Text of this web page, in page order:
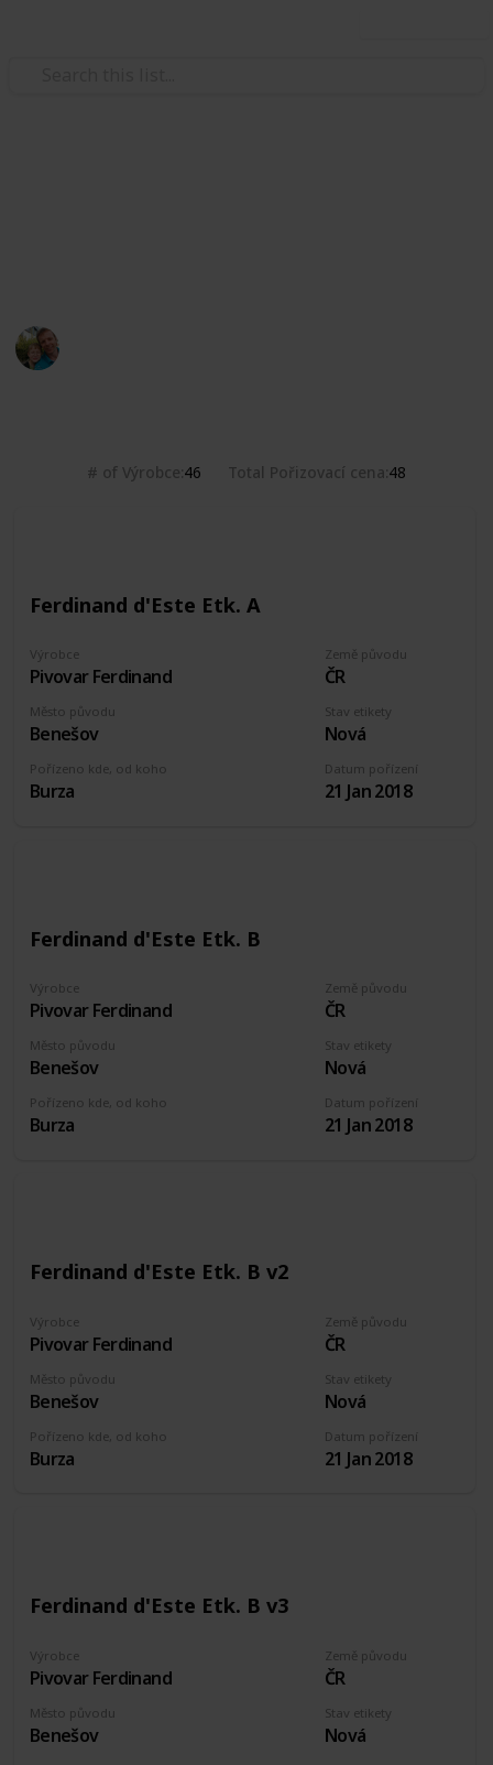
# of Výrobce 46 Total Pořizovací cena 48
Ferdinand d'Este Etk. A
Výrobce
Pivovar Ferdinand
Země původu
ČR
Pořízeno kde, od koho
Burza
Stav etikety
Nová
Datum pořízení
21 Jan 2018
Město původu
Benešov
Ferdinand d'Este Etk. B
Výrobce
Pivovar Ferdinand
Země původu
ČR
Pořízeno kde, od koho
Burza
Stav etikety
Nová
Datum pořízení
21 Jan 2018
Město původu
Benešov
Ferdinand d'Este Etk. B v2
Výrobce
Pivovar Ferdinand
Země původu
ČR
Pořízeno kde, od koho
Burza
Stav etikety
Nová
Datum pořízení
21 Jan 2018
Město původu
Benešov
Ferdinand d'Este Etk. B v3
Výrobce
Pivovar Ferdinand
Země původu
ČR
Stav etikety
Nová
Město původu
Benešov